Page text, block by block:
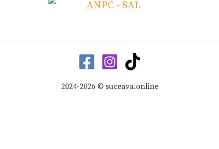
2024-2026 © suceava.online